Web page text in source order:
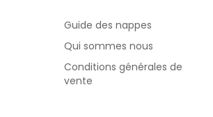
Guide des nappes
Qui sommes nous
Conditions générales de
vente